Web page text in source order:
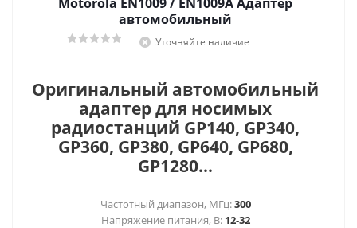
автомобильный
Уточняйте наличие
Оригинальный автомобильный
адаптер для носимых
радиостанций GP140, GP340,
GP360, GP380, GP640, GP680,
GP1280...
Частотный диапазон, МГц:300
Напряжение питания, В: 12-32